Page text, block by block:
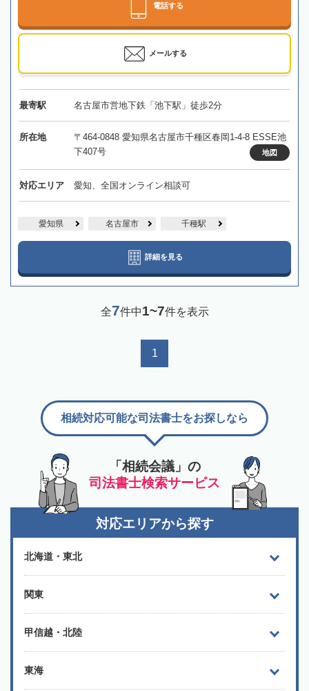
電話する
メールする
最寄駅 名古屋市営地下鉄「池下駅」徒歩2分
所在地
〒464-0848 愛知県名古屋市千種区春岡1-4-8 ESSE池
下407号
地図
対応エリア 愛知、全国オンライン相談可
愛知県 名古屋市 千種駅
詳細を見る
全7件中1~7件を表示
1
「相続会議」の
司法書士検索サービス
相続対応可能な司法書士をお探しなら
対応エリアから探す
北海道・東北
関東
甲信越・北陸
東海